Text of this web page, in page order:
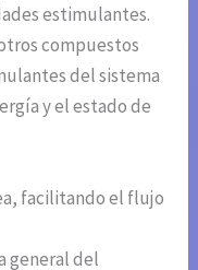
estimulantes.
compuestos
del sistema
y el estado de
facilitando el flujo
general del